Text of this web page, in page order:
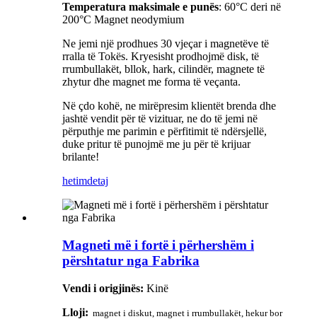
Temperatura maksimale e punës: 60°C deri në
200°C Magnet neodymium
Ne jemi një prodhues 30 vjeçar i magnetëve të
rralla të Tokës. Kryesisht prodhojmë disk, të
rrumbullakët, bllok, hark, cilindër, magnete të
zhytur dhe magnet me forma të veçanta.
Në çdo kohë, ne mirëpresim klientët brenda dhe
jashtë vendit për të vizituar, ne do të jemi në
përputhje me parimin e përfitimit të ndërsjellë,
duke pritur të punojmë me ju për të krijuar
brilante!
hetimdetaj
Magneti më i fortë i përhershëm i
përshtatur nga Fabrika
Vendi i origjinës: Kinë
Lloji: magnet i diskut, magnet i rrumbullakët, hekur bor